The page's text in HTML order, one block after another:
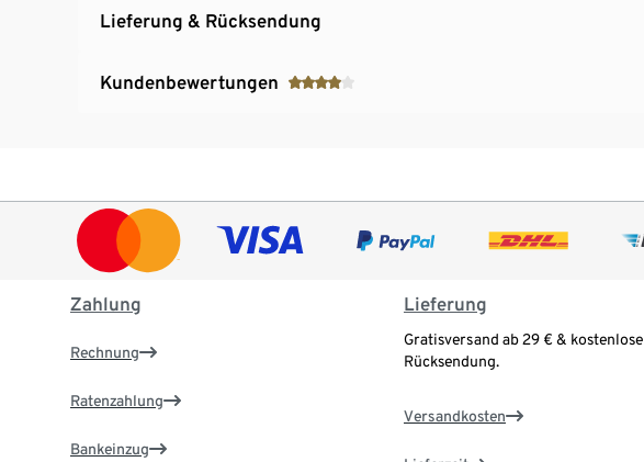
Lieferung & Rücksendung
Kundenbewertungen
Zahlung
Rechnung
Ratenzahlung
Bankeinzug
Lieferung
Gratisversand ab 29 € & kostenlose
Rücksendung.
Versandkosten